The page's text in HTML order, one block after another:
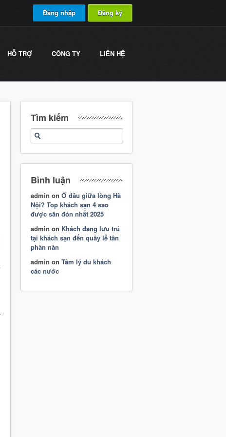
Đăng nhập Đăng ký
HỖ TRỢ CÔNG TY LIÊN HỆ
Tìm kiếm
Bình luận
admin on Ở đâu giữa lòng Hà
Nội? Top khách sạn 4 sao
được săn đón nhất 2025
admin on Khách đang lưu trú
tại khách sạn đến quầy lễ tân
phàn nàn
admin on Tâm lý du khách
các nước